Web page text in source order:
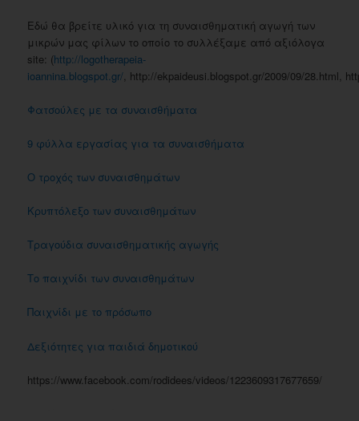
Εδώ θα βρείτε υλικό για τη συναισθηματική αγωγή των
μικρών μας φίλων το οποίο το συλλέξαμε από αξιόλογα
site: (http://logotherapeia-
ioannina.blogspot.gr/ , http://ekpaideusi.blogspot.gr/2009/09/28.html,
Φατσούλες με τα συναισθήματα
9 φύλλα εργασίας για τα συναισθήματα
Ο τροχός των συναισθημάτων
Κρυπτόλεξο των συναισθημάτων
Τραγούδια συναισθηματικής αγωγής
Το παιχνίδι των συναισθημάτων
Παιχνίδι με το πρόσωπο
Δεξιότητες για παιδιά δημοτικού
https://www.facebook.com/rodidees/videos/1223609317677659/